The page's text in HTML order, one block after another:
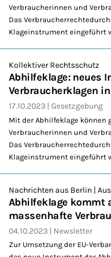
Verbraucherinnen und
Das
Klageinstrument eingeführt
Kollektiver Rechtsschutz
Abhilfeklage: neues
Verbraucherklagen
17.10.2023 Gesetzgebung
Mit der Abhilfeklage können
Verbraucherinnen und
Das
Klageinstrument eingeführt
Nachrichten aus Berlin |
Abhilfeklage kommt
massenhafte
04.10.2023 Newsletter
Zur Umsetzung der EU-